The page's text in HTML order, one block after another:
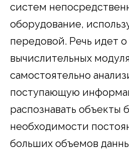
систем
оборудование,
передовой. Речь идет
вычислительных
самостоятельно
поступающую
распознавать объекты
необходимости
больших объемов